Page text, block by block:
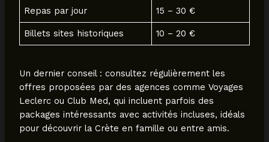
Repas par jour 15 – 30 €
Billets sites historiques 10 – 20 €
Un dernier conseil : consultez régulièrement les
offres proposées par des agences comme Voyages
Leclerc ou Club Med, qui incluent parfois des
packages intéressants avec activités incluses, idéals
pour découvrir la Crète en famille ou entre amis.